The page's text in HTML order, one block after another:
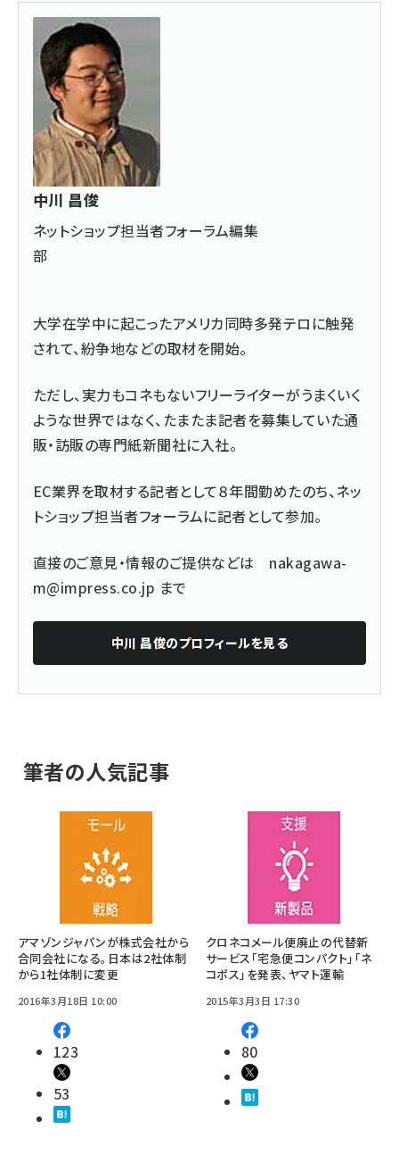
中川 昌俊
ネットショップ担当者フォーラム編集
部
大学在学中に起こったアメリカ同時多発テロに触発
されて、紛争地などの取材を開始。
ただし、実力もコネもないフリーライターがうまくいく
ような世界ではなく、たまたま記者を募集していた通
販・訪販の専門紙新聞社に入社。
EC業界を取材する記者として８年間勤めたのち、ネッ
トショップ担当者フォーラムに記者として参加。
直接のご意見・情報のご提供などは nakagawa-
m@impress.co.jp まで
中川 昌俊のプロフィールを見る
筆者の人気記事
アマゾンジャパンが株式会社から
合同会社になる。日本は2社体制
から1社体制に変更
2016年3月18日 10:00
123
53
クロネコメール便廃止の代替新
サービス「宅急便コンパクト」「ネ
コポス」を発表、ヤマト運輸
2015年3月3日 17:30
80